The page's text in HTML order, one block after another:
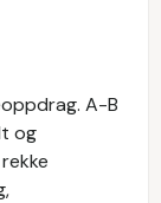
A-B
og